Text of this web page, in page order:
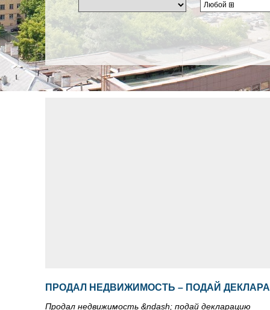
Любой ⊞
ПРОДАЛ НЕДВИЖИМОСТЬ – ПОДАЙ
Продал недвижимость &ndash; подай декларацию